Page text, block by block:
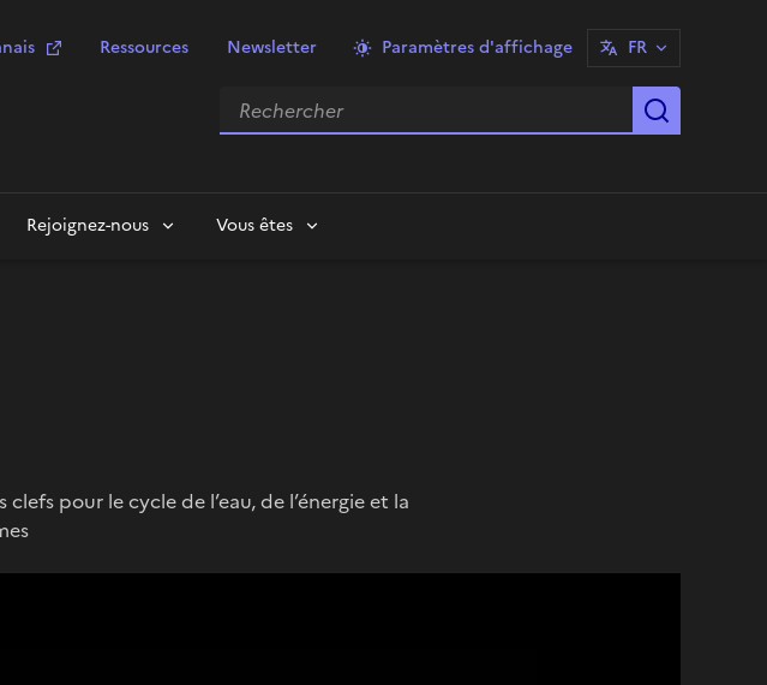
Ressources Newsletter Paramètres d'affichage FR
Rechercher
Rejoignez-nous Vous êtes
pour le cycle de l’eau, de l’énergie et la